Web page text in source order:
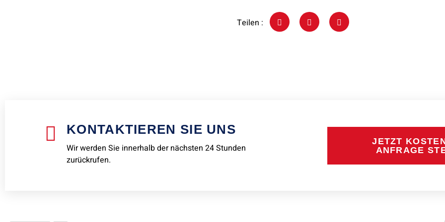
Teilen :
KONTAKTIEREN SIE UNS
Wir werden Sie innerhalb der nächsten 24 Stunden
zurückrufen.
JETZT
ANFRAGE